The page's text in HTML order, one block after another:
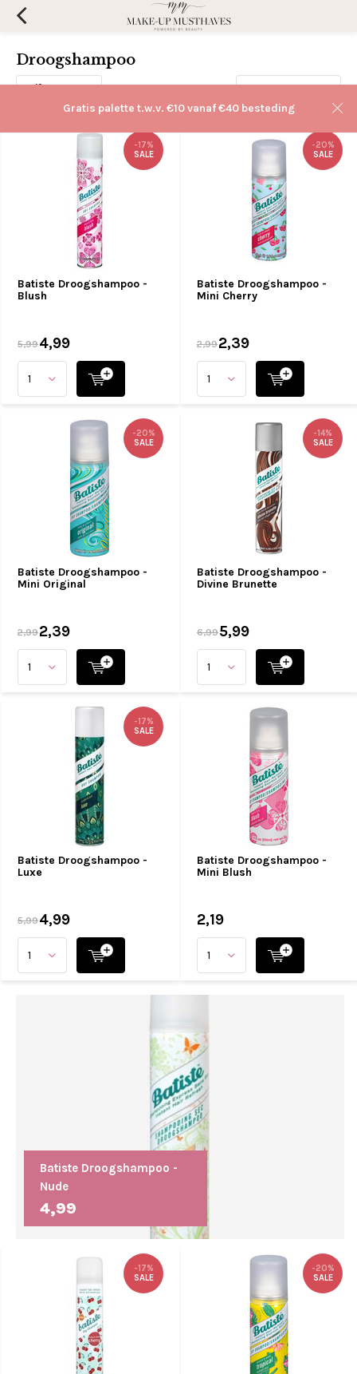
Gratis palette t.w.v. €10 vanaf €40 besteding
Droogshampoo
Filters
Batiste Droogshampoo -
Blush
-17%
SALE
5,994,99
Batiste Droogshampoo -
Mini Cherry
-20%
SALE
2,992,39
Batiste Droogshampoo -
Mini Original
-20%
SALE
2,992,39
Batiste Droogshampoo -
Divine Brunette
-14%
SALE
6,995,99
Batiste Droogshampoo -
Luxe
-17%
SALE
5,994,99
Batiste Droogshampoo -
Mini Blush
2,19
Batiste Droogshampoo -
Nude
4,99
-17%
SALE
-20%
SALE